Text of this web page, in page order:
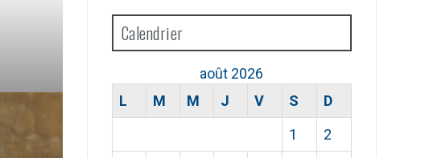
Calendrier
août 2026
L
M M J V S
D
1
2